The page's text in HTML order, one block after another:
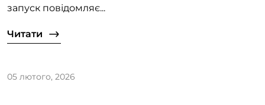
запуск повідомляє...
Читати
05 лютого, 2026